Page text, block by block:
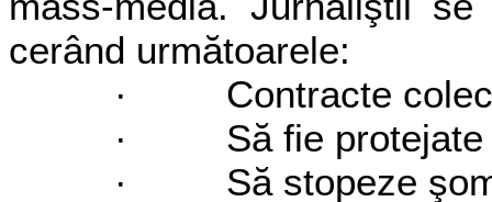
cerând următoarele:
· Contracte
· Să fie protejate
· Să stopeze